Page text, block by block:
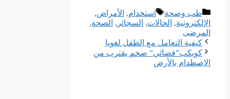
التصنيفات
طب وصحة الوسوم
ﺍﺳﺘﺨﺪﺍﻡ, ﺍﻷﻣﺮﺍﺽ,
ﺍﻹﻟﻜﺘﺮﻭﻧﻴﺔ, الحالات, السجائر , الصحة,
المرضى
كيفية التعامل مع الطفل لغويا
كويكب”فضائي” صخم يقترب من
الاصطدام بالأرض